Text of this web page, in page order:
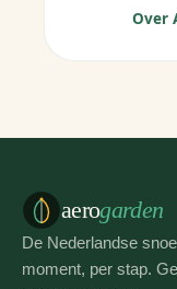
Over
aerogarden
De Nederlandse
moment, per stap.